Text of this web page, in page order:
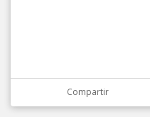
Compartir